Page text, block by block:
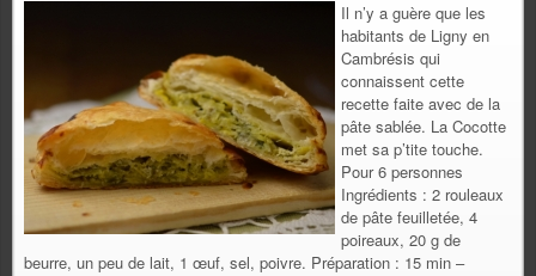
Il n’y a guère que les
habitants de Ligny en
Cambrésis qui
connaissent cette
recette faite avec de la
pâte sablée. La Cocotte
met sa p’tite touche.
Pour 6 personnes
Ingrédients : 2 rouleaux
de pâte feuilletée, 4
poireaux, 20 g de
beurre, un peu de lait, 1 œuf, sel, poivre. Préparation : 15 min –